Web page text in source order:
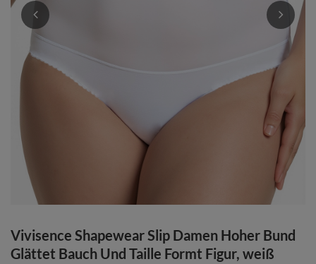
Vivisence Shapewear Slip Damen Hoher Bund
Glättet Bauch Und Taille Formt Figur, weiß